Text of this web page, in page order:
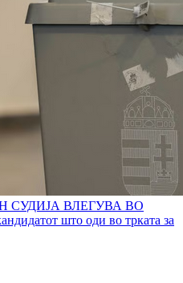
СУДИЈА ВЛЕГУВА ВО
што оди во трката за